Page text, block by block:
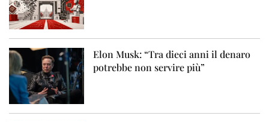
Elon Musk: “Tra dieci anni il denaro
potrebbe non servire più”